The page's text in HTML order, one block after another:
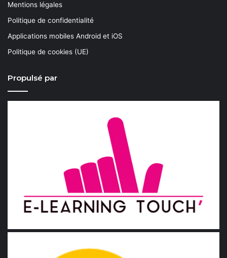
Mentions légales
Politique de confidentialité
Applications mobiles Android et iOS
Politique de cookies (UE)
Propulsé par